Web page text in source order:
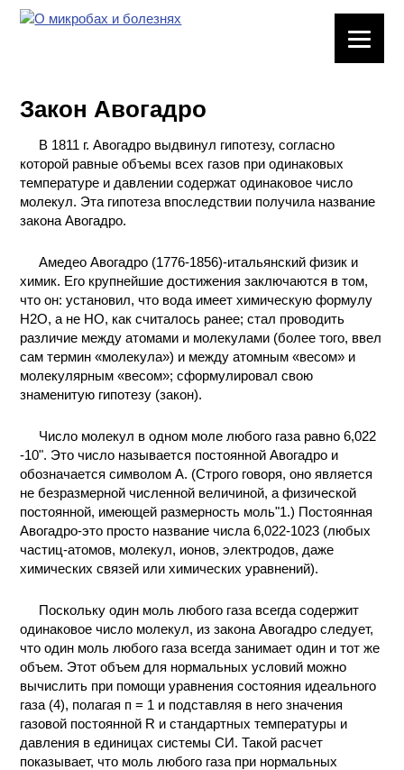
ХИМИЧЕСКАЯ
ВРЕДНЫЕ
ФАКТОРЫ
ПРАКТИЧЕСКОЙ
ХИМИИ
ХИМИЯ НА
ПРОИЗВОДСТВЕ
И ХИМИЧЕСКАЯ
ТЕХНОЛОГИЯ
Закон Авогадро
В 1811 г. Авогадро выдвинул гипотезу, согласно
которой равные объемы всех газов при одинаковых
температуре и давлении содержат одинаковое число
молекул. Эта гипотеза впоследствии получила название
закона Авогадро.
Амедео Авогадро (1776-1856)-итальянский физик и
химик. Его крупнейшие достижения заключаются в том,
что он: установил, что вода имеет химическую формулу
H2O, а не НО, как считалось ранее; стал проводить
различие между атомами и молекулами (более того, ввел
сам термин «молекула») и между атомным «весом» и
молекулярным «весом»; сформулировал свою
знаменитую гипотезу (закон).
Число молекул в одном моле любого газа равно 6,022
-10". Это число называется постоянной Авогадро и
обозначается символом А. (Строго говоря, оно является
не безразмерной численной величиной, а физической
постоянной, имеющей размерность моль"1.) Постоянная
Авогадро-это просто название числа 6,022-1023 (любых
частиц-атомов, молекул, ионов, электродов, даже
химических связей или химических уравнений).
Поскольку один моль любого газа всегда содержит
одинаковое число молекул, из закона Авогадро следует,
что один моль любого газа всегда занимает один и тот же
объем. Этот объем для нормальных условий можно
вычислить при помощи уравнения состояния идеального
газа (4), полагая п = 1 и подставляя в него значения
газовой постоянной R и стандартных температуры и
давления в единицах системы СИ. Такой расчет
показывает, что моль любого газа при нормальных